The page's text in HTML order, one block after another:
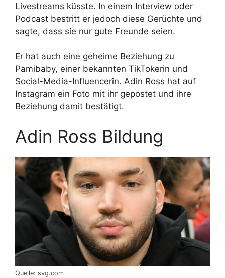
Livestreams küsste. In einem Interview oder
Podcast bestritt er jedoch diese Gerüchte und
sagte, dass sie nur gute Freunde seien.
Er hat auch eine geheime Beziehung zu
Pamibaby, einer bekannten TikTokerin und
Social-Media-Influencerin. Adin Ross hat auf
Instagram ein Foto mit ihr gepostet und ihre
Beziehung damit bestätigt.
Adin Ross Bildung
Quelle: svg.com